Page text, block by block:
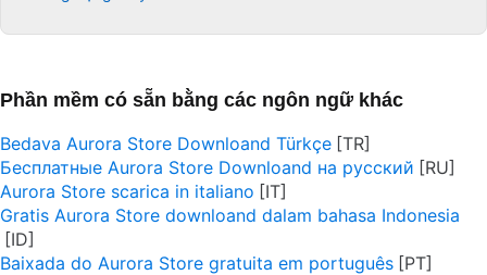
Phần mềm có sẵn bằng các ngôn ngữ khác
Bedava Aurora Store Downloand Türkçe
Бесплатные Aurora Store Downloand на русский
Aurora Store scarica in italiano
Gratis Aurora Store downloand dalam bahasa Indonesia
Baixada do Aurora Store gratuita em português